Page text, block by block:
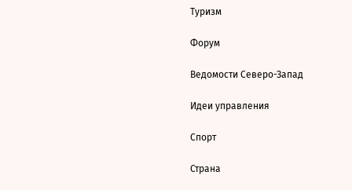
Туризм
Форум
Ведомости Северо-Запад
Идеи управления
Спорт
Страна